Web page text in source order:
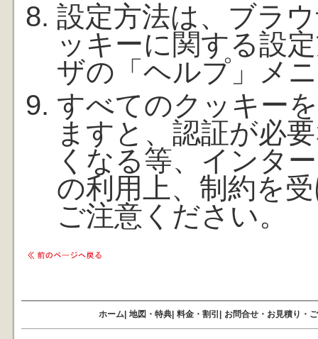
設定方法は、ブラ
ッキーに関する設
ザの「ヘルプ」メ
すべてのクッキー
ますと、認証が必
くなる等、インタ
の利用上、制約を
ご注意ください。
ホーム| 地図・特典| 料金・割引 お問合せ・お見積り・